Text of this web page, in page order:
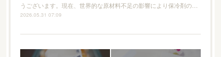
うございます。現在、世界的な原材料不足の影響により保冷剤の…
2026.05.31 07:09